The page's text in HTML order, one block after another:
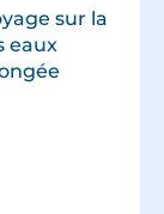
sur la
eaux